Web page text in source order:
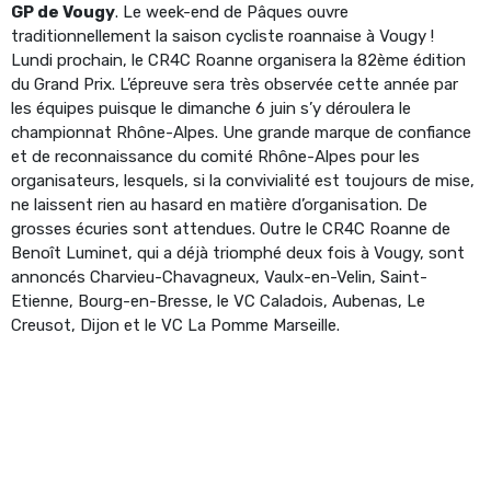
GP de Vougy. Le week-end de Pâques ouvre
traditionnellement la saison cycliste roannaise à Vougy !
Lundi prochain, le CR4C Roanne organisera la 82ème édition
du Grand Prix. L’épreuve sera très observée cette année par
les équipes puisque le dimanche 6 juin s’y déroulera le
championnat Rhône-Alpes. Une grande marque de confiance
et de reconnaissance du comité Rhône-Alpes pour les
organisateurs, lesquels, si la convivialité est toujours de mise,
ne laissent rien au hasard en matière d’organisation. De
grosses écuries sont attendues. Outre le CR4C Roanne de
Benoît Luminet, qui a déjà triomphé deux fois à Vougy, sont
annoncés Charvieu-Chavagneux, Vaulx-en-Velin, Saint-
Etienne, Bourg-en-Bresse, le VC Caladois, Aubenas, Le
Creusot, Dijon et le VC La Pomme Marseille.